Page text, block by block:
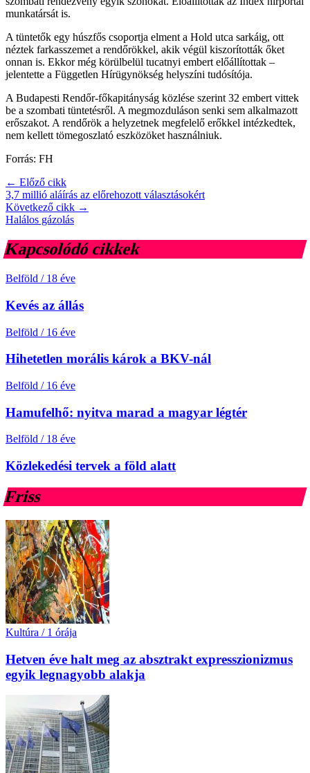
munkatársát is.
A tüntetők egy húszfős csoportja elment a Hold utca sarkáig, ott
néztek farkasszemet a rendőrökkel, akik végül kiszorították őket
onnan is. Ekkor még körülbelül tucatnyi embert előállítottak –
jelentette a Független Hírügynökség helyszíni tudósítója.
A Budapesti Rendőr-főkapitányság közlése szerint 32 embert vittek
be a szombati tüntetésről. A megmozduláson senki sem alkalmazott
erőszakot. A rendőrök a helyzetnek megfelelő erőkkel intézkedtek,
nem kellett tömegoszlató eszközöket használniuk.
Forrás: FH
← Előző cikk
3,7 millió aláírás az előrehozott választásokért
Következő cikk →
Halálos gázolás
Kapcsolódó cikkek
Belföld / 18 éve
Kevés az állás
Belföld / 16 éve
Hihetetlen morális károk a BKV-nál
Belföld / 16 éve
Hamufelhő: nyitva marad a magyar légtér
Belföld / 18 éve
Közlekedési tervek a föld alatt
Friss
Kultúra / 1 órája
Hetven éve halt meg az absztrakt expresszionizmus
egyik legnagyobb alakja